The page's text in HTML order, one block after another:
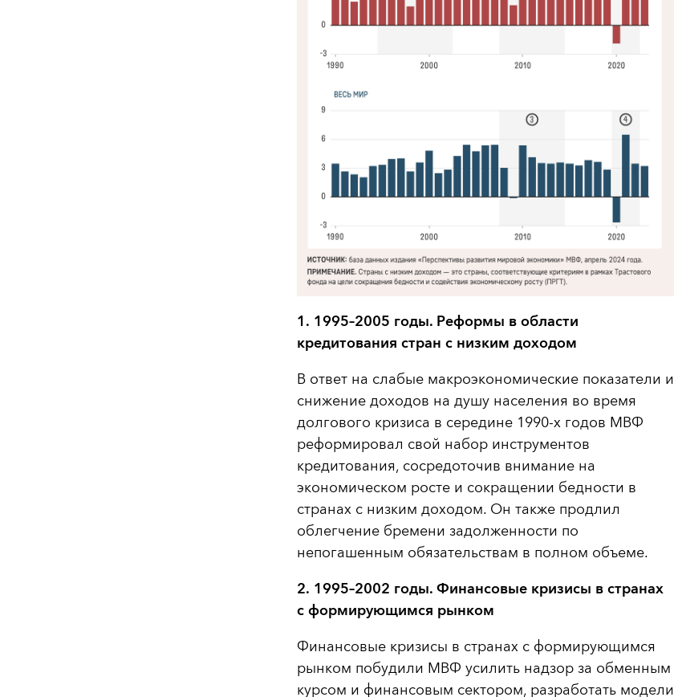
1. 1995–2005 годы. Реформы в области
кредитования стран с низким доходом
В ответ на слабые макроэкономические показатели и
снижение доходов на душу населения во время
долгового кризиса в середине 1990-х годов МВФ
реформировал свой набор инструментов
кредитования, сосредоточив внимание на
экономическом росте и сокращении бедности в
странах с низким доходом. Он также продлил
облегчение бремени задолженности по
непогашенным обязательствам в полном объеме.
2. 1995–2002 годы. Финансовые кризисы в странах
с формирующимся рынком
Финансовые кризисы в странах с формирующимся
рынком побудили МВФ усилить надзор за обменным
курсом и финансовым сектором, разработать модели